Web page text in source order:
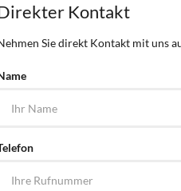
Kontakt
Sie direkt Kontakt mit uns